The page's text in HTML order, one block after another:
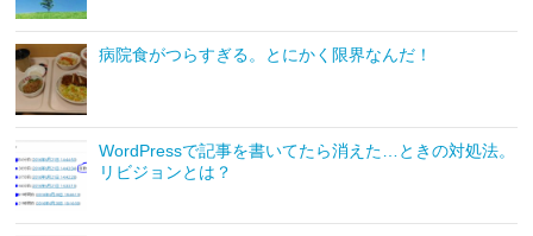
病院食がつらすぎる。とにかく限界なんだ！
WordPressで記事を書いてたら消えた…ときの対処法。
リビジョンとは？